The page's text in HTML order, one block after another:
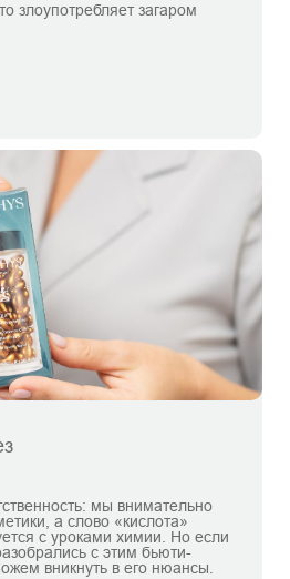
злоупотребляет загаром
мы внимательно
а слово «кислота»
с уроками химии. Но если
с этим бьюти-
вникнуть в его нюансы.